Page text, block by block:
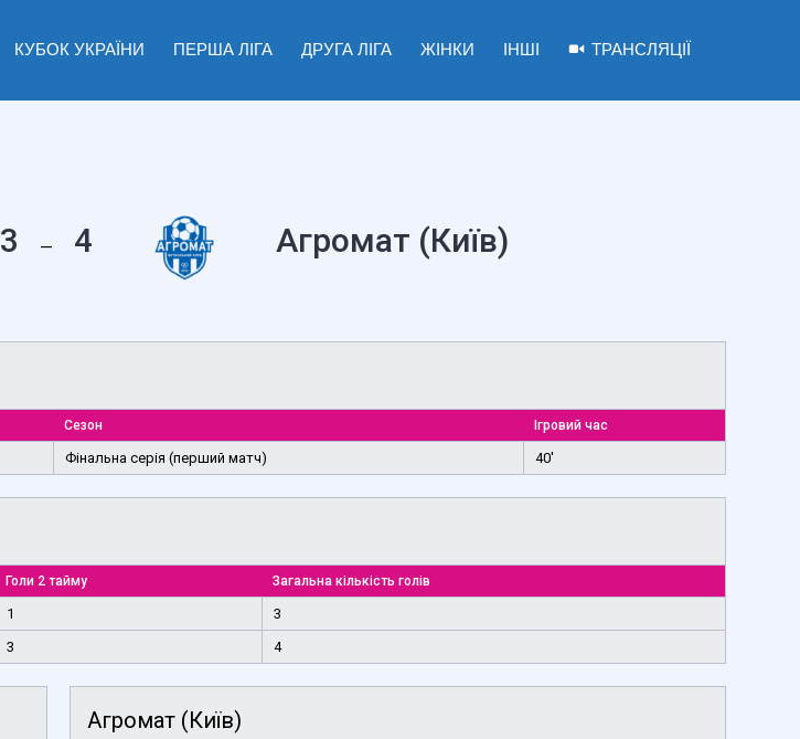
КУБОК УКРАЇНИ ПЕРША ЛІГА ДРУГА ЛІГА ЖІНКИ ІНШІ ТРАНСЛЯЦІЇ
3 — 4 Агромат (Київ)
Сезон Ігровий час
Фінальна серія (перший матч) 40'
Голи 2 тайму Загальна кількість голів
1
3
3 4
Агромат (Київ)